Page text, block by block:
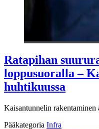
Ratapihan
loppusuoralla –
huhtikuussa
Kaisantunnelin
Pääkategoria Infra